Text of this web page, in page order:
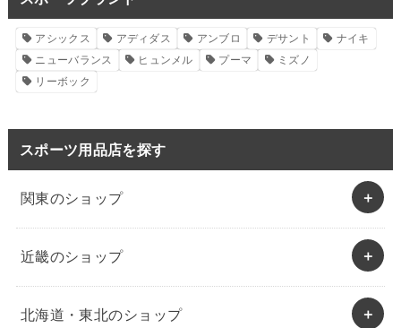
アシックス アディダス アンブロ デサント
ナイキ
ニューバランス
ヒュンメル プーマ
ミズノ
リーボック
スポーツ用品店を探す
関東のショップ
近畿のショップ
北海道・東北のショップ